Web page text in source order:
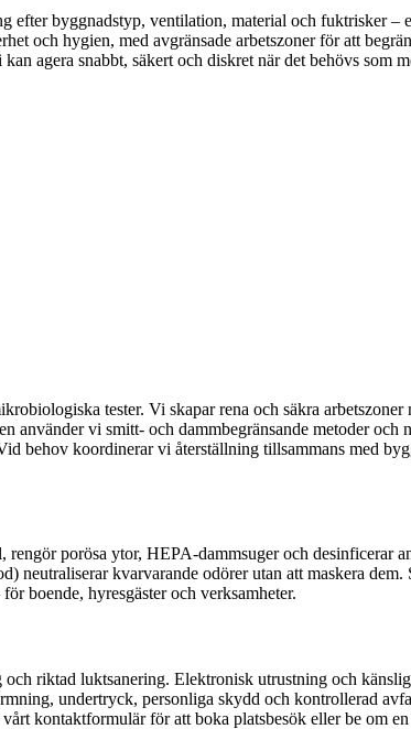
byggnadstyp, ventilation, material och fuktrisker
och hygien, med avgränsade arbetszoner för att
agera snabbt, säkert och diskret när det behövs som
tester. Vi skapar rena och säkra
vi smitt- och dammbegränsande metoder
behov koordinerar vi återställning tillsammans med
porösa ytor, HEPA-dammsuger och desinficerar
kvarvarande odörer utan att maskera
boende, hyresgäster och verksamheter.
riktad luktsanering. Elektronisk utrustning och
undertryck, personliga skydd och kontrollerad
kontaktformulär för att boka platsbesök eller be om